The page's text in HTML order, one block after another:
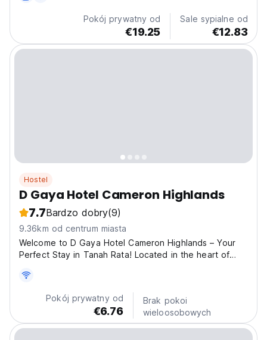
Pokój prywatny od
€19.25
Sale sypialne od
€12.83
Hostel
D Gaya Hotel Cameron Highlands
7.7Bardzo dobry(9)
9.36km od centrum miasta
Welcome to D Gaya Hotel Cameron Highlands – Your
Perfect Stay in Tanah Rata! Located in the heart of
and comfort for travelers exploring Cameron Highlands.
Why Stay With Us? ✅ Prime Location – Just 2 minutes’...
Pokój prywatny od
€6.76
Brak pokoi
wieloosobowych